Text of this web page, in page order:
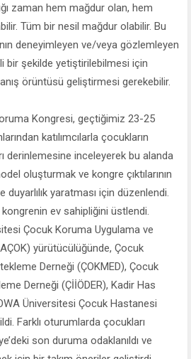
zaman hem mağdur olan, hem
Tüm bir nesil mağdur olabilir. Bu
deneyimleyen ve/veya gözlemleyen
bir şekilde yetiştirilebilmesi için
örüntüsü geliştirmesi gerekebilir.
Kongresi, geçtiğimiz 23-25
katılımcılarla çocukların
derinlemesine inceleyerek bu alanda
oluşturmak ve kongre çıktılarının
duyarlılık yaratması için düzenlendi.
ev sahipliğini üstlendi.
Çocuk Koruma Uygulama ve
yürütücülüğünde, Çocuk
Derneği (ÇOKMED), Çocuk
Derneği (ÇİİÖDER), Kadir Has
Üniversitesi Çocuk Hastanesi
Farklı oturumlarda çocukları
son duruma odaklanıldı ve